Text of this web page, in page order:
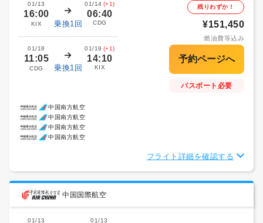
01/13
16:00
KIX 乗換1回
01/14 (+1)
06:40
CDG
01/18
11:05
CDG 乗換1回
01/19 (+1)
14:10
KIX
残りわずか！
¥151,450
燃油費等込み
パスポート必要
中国南方航空
中国南方航空
中国南方航空
中国南方航空
フライト詳細を確認する
中国国際航空
01/13 01/13